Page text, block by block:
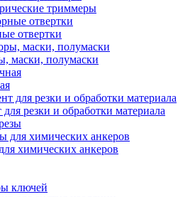
триммеры
отвертки
маски, полумаски
резки и обработки материала
химических анкеров
ключей